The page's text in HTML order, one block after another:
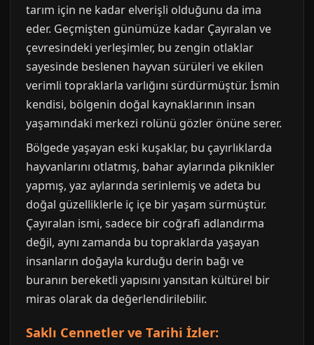
tarım için ne kadar elverişli olduğunu da ima
eder. Geçmişten günümüze kadar Çayıralan ve
çevresindeki yerleşimler, bu zengin otlaklar
sayesinde beslenen hayvan sürüleri ve ekilen
verimli topraklarla varlığını sürdürmüştür. İsmin
kendisi, bölgenin doğal kaynaklarının insan
yaşamındaki merkezi rolünü gözler önüne serer.
Bölgede yaşayan eski kuşaklar, bu çayırlıklarda
hayvanlarını otlatmış, bahar aylarında piknikler
yapmış, yaz aylarında serinlemiş ve adeta bu
doğal güzelliklerle iç içe bir yaşam sürmüştür.
Çayıralan ismi, sadece bir coğrafi adlandırma
değil, aynı zamanda bu topraklarda yaşayan
insanların doğayla kurduğu derin bağı ve
buranın bereketli yapısını yansıtan kültürel bir
miras olarak da değerlendirilebilir.
Saklı Cennetler ve Tarihi İzler: